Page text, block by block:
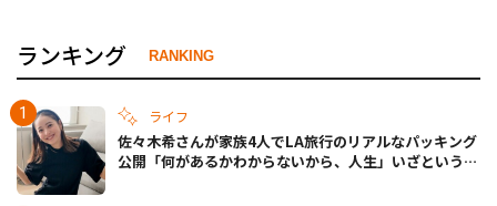
ランキング RANKING
ライフ
佐々木希さんが家族4人でLA旅行のリアルなパッキング
公開「何があるかわからないから、人生」いざというと